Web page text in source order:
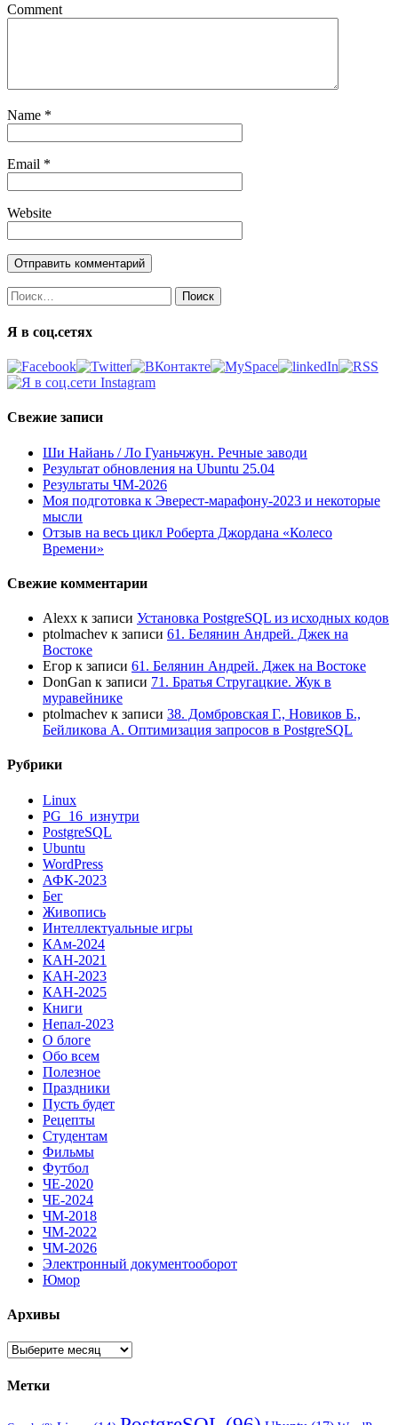
Comment
Name *
Email *
Website
Найти:
Я в соц.сетях
Свежие записи
Ши Найань / Ло Гуаньчжун. Речные заводи
Результат обновления на Ubuntu 25.04
Результаты ЧМ-2026
Моя подготовка к Эверест-марафону-2023 и некоторые
мысли
Отзыв на весь цикл Роберта Джордана «Колесо
Времени»
Свежие комментарии
Alexx к записи Установка PostgreSQL из исходных кодов
ptolmachev к записи 61. Белянин Андрей. Джек на
Востоке
Егор к записи 61. Белянин Андрей. Джек на Востоке
DonGan к записи 71. Братья Стругацкие. Жук в
муравейнике
ptolmachev к записи 38. Домбровская Г., Новиков Б.,
Бейликова А. Оптимизация запросов в PostgreSQL
Рубрики
Linux
PG_16_изнутри
PostgreSQL
Ubuntu
WordPress
АФК-2023
Бег
Живопись
Интеллектуальные игры
КАм-2024
КАН-2021
КАН-2023
КАН-2025
Книги
Непал-2023
О блоге
Обо всем
Полезное
Праздники
Пусть будет
Рецепты
Студентам
Фильмы
Футбол
ЧЕ-2020
ЧЕ-2024
ЧМ-2018
ЧМ-2022
ЧМ-2026
Электронный документооборот
Юмор
Архивы
Архивы
Метки